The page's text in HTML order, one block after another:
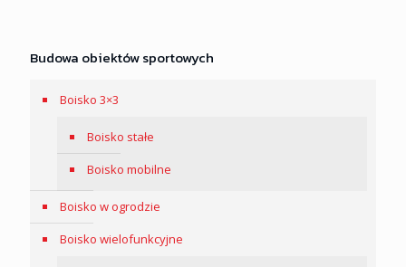
Budowa obiektów sportowych
Boisko 3×3
Boisko stałe
Boisko mobilne
Boisko w ogrodzie
Boisko wielofunkcyjne